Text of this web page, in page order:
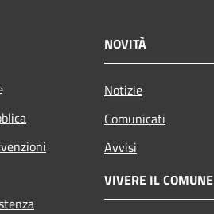
NOVITÀ
Notizie
Comunicati
Avvisi
VIVERE IL COMUNE